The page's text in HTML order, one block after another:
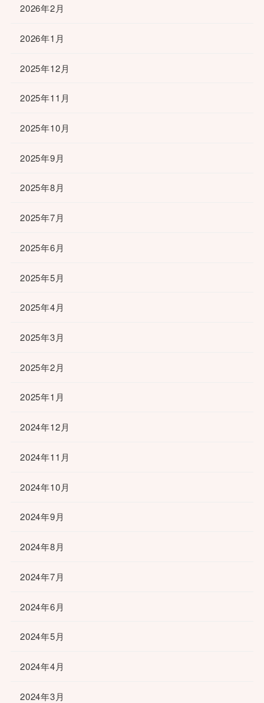
2026年2月
2026年1月
2025年12月
2025年11月
2025年10月
2025年9月
2025年8月
2025年7月
2025年6月
2025年5月
2025年4月
2025年3月
2025年2月
2025年1月
2024年12月
2024年11月
2024年10月
2024年9月
2024年8月
2024年7月
2024年6月
2024年5月
2024年4月
2024年3月